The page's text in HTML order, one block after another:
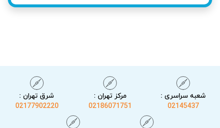
شعبه سراسری :
02145437
مرکز تهران :
02186071751
شرق تهران :
02177902220